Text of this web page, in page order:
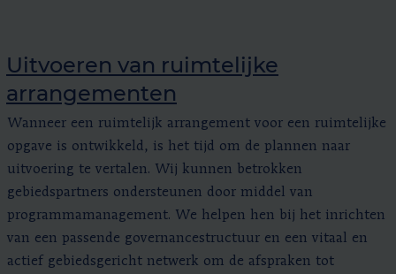
Uitvoeren van ruimtelijke
arrangementen
Wanneer een ruimtelijk arrangement voor een ruimtelijke
opgave is ontwikkeld, is het tijd om de plannen naar
uitvoering te vertalen. Wij kunnen betrokken
gebiedspartners ondersteunen door middel van
programmamanagement. We helpen hen bij het inrichten
van een passende governancestructuur en een vitaal en
actief gebiedsgericht netwerk om de afspraken tot